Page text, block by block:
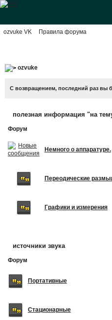
ozvuke VK Правила форума
ozvuke
С возвращением, последний раз вы
полезная информация "на
Форум
Немного о аппаратуре.
Переодические
Графики и измерения
источники звука
Форум
Портативные
Стационарные